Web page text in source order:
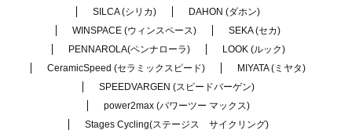
SILCA (シリカ)
DAHON (ダホン)
WINSPACE (ウィンスペース)
SEKA (セカ)
PENNAROLA(ペンナローラ)
LOOK (ルック)
CeramicSpeed (セラミックスピード)
MIYATA (ミヤタ)
SPEEDVARGEN (スピードバーゲン)
power2max (パワーツー マックス)
Stages Cycling(ステージス サイクリング)